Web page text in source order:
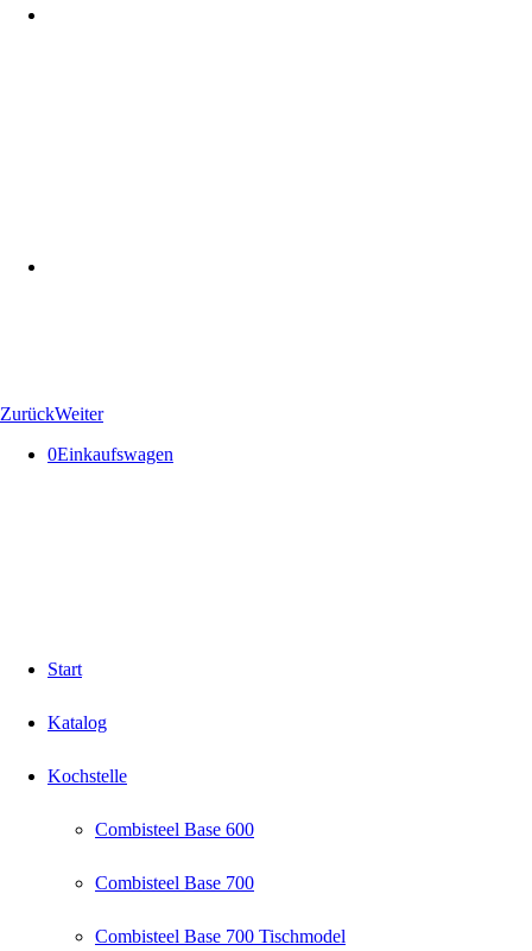
ZurückWeiter
0Einkaufswagen
Start
Katalog
Kochstelle
Combisteel Base 600
Combisteel Base 700
Combisteel Base 700 Tischmodel